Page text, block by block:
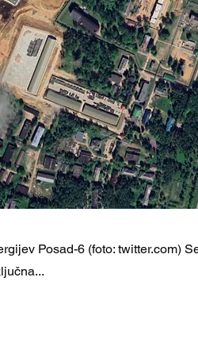
Posad-6 (foto: twitter.com)